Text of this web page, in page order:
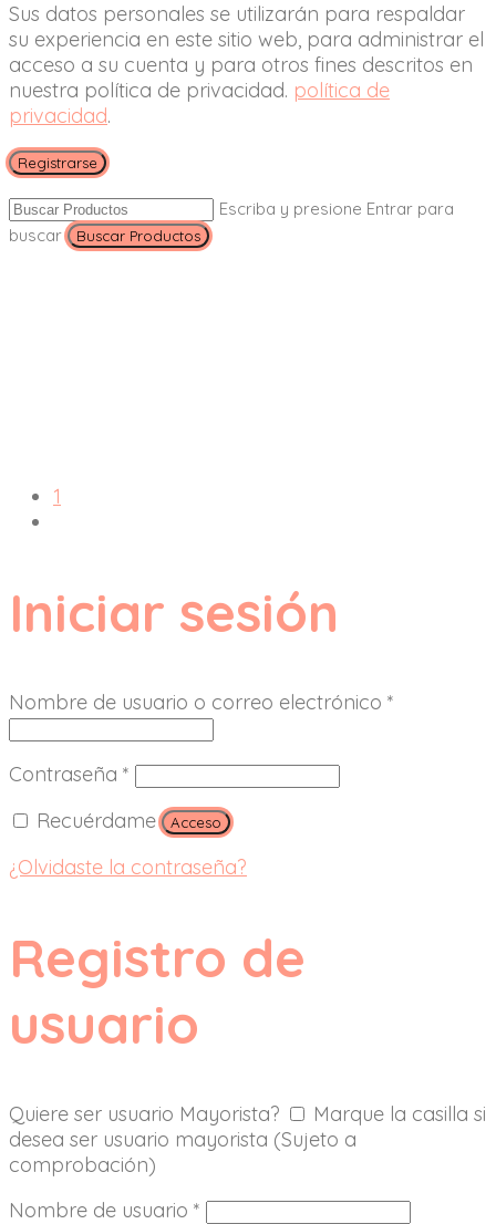
Sus datos personales se utilizarán para respaldar
su experiencia en este sitio web, para administrar el
acceso a su cuenta y para otros fines descritos en
nuestra política de privacidad. política de
privacidad.
Registrarse
Escriba y presione Entrar para
buscar
1
Iniciar sesión
Nombre de usuario o correo electrónico *
Contraseña *
Recuérdame
Acceso
¿Olvidaste la contraseña?
Registro de
usuario
Quiere ser usuario Mayorista?
Marque la casilla si
desea ser usuario mayorista (Sujeto a
comprobación)
Nombre de usuario *